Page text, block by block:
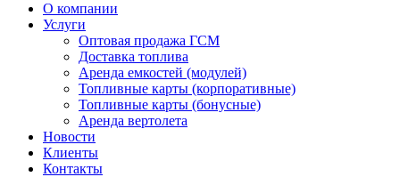
О компании
Услуги
Оптовая продажа ГСМ
Доставка топлива
Аренда емкостей (модулей)
Топливные карты (корпоративные)
Топливные карты (бонусные)
Аренда вертолета
Новости
Клиенты
Контакты